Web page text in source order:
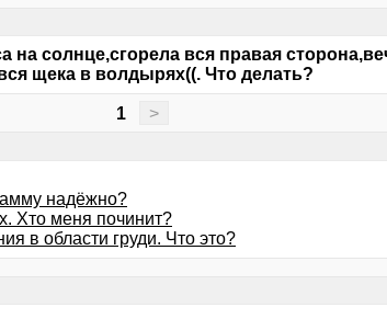
на солнце,сгорела вся правая
щека в волдырях((. Что делать?
1 >
надёжно?
Хто меня починит?
в области груди. Что это?